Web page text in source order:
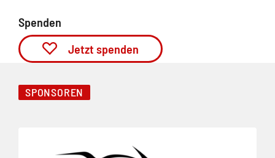
Spenden
Jetzt spenden
SPONSOREN